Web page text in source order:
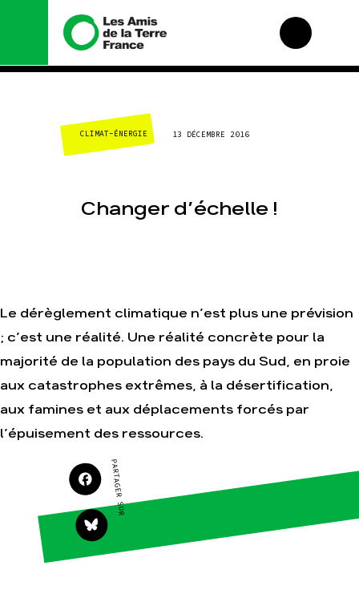
Nous connaître
Histoire
Valeurs
Je soutiens les Amis
de la Terre
Total, rendez-vous
Mode : une tendance
destructrice
S'engager sur le
Agir au quotidien
Soutenir les
campagnes
Transmettre tout ou
partie de son
patrimoine
Climat – Énergie
Finance
Forêts
CLIMAT-ÉNERGIE 13 DÉCEMBRE 2016
Changer d’échelle !
Le dérèglement climatique n’est plus une prévision
; c’est une réalité. Une réalité concrète pour la
majorité de la population des pays du Sud, en proie
aux catastrophes extrêmes, à la désertification,
aux famines et aux déplacements forcés par
l’épuisement des ressources.
PARTAGER SUR